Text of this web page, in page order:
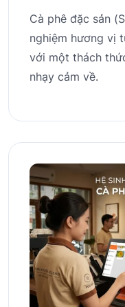
Cà phê đặc sản
nghiệm hương vị
với một thách
nhạy cảm về.